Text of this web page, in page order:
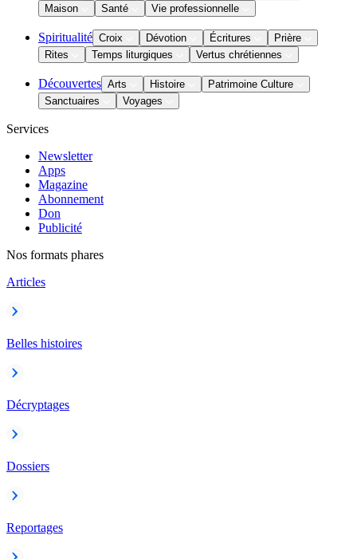
Maison
Santé Vie professionnelle
Spiritualité Croix Dévotion Écritures
Prière
Rites
Temps liturgiques Vertus chrétiennes
Découvertes Arts Histoire
Patrimoine Culture
Sanctuaires
Voyages
Services
Newsletter
Apps
Magazine
Abonnement
Don
Publicité
Nos formats phares
Articles
Belles histoires
Décryptages
Dossiers
Reportages